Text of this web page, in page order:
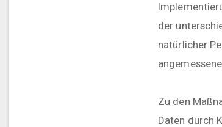
der
natürlicher
Zu den
Daten durch